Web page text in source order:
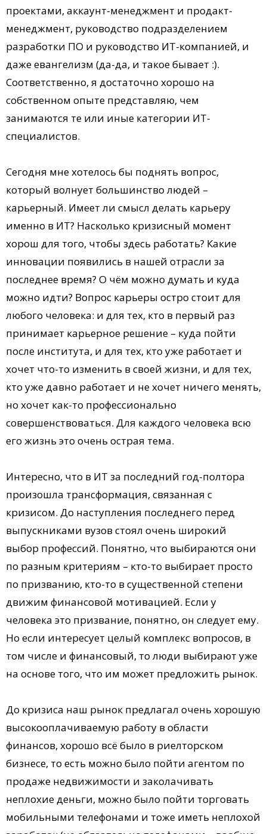
проектами, аккаунт-менеджмент и продакт-
менеджмент, руководство подразделением
разработки ПО и руководство ИТ-компанией, и
даже евангелизм (да-да, и такое бывает :).
Соответственно, я достаточно хорошо на
собственном опыте представляю, чем
занимаются те или иные категории ИТ-
специалистов.
Сегодня мне хотелось бы поднять вопрос,
который волнует большинство людей –
карьерный. Имеет ли смысл делать карьеру
именно в ИТ? Насколько кризисный момент
хорош для того, чтобы здесь работать? Какие
инновации появились в нашей отрасли за
последнее время? О чём можно думать и куда
можно идти? Вопрос карьеры остро стоит для
любого человека: и для тех, кто в первый раз
принимает карьерное решение – куда пойти
после института, и для тех, кто уже работает и
хочет что-то изменить в своей жизни, и для тех,
кто уже давно работает и не хочет ничего менять,
но хочет как-то профессионально
совершенствоваться. Для каждого человека всю
его жизнь это очень острая тема.
Интересно, что в ИТ за последний год-полтора
произошла трансформация, связанная с
кризисом. До наступления последнего перед
выпускниками вузов стоял очень широкий
выбор профессий. Понятно, что выбираются они
по разным критериям – кто-то выбирает просто
по призванию, кто-то в существенной степени
движим финансовой мотивацией. Если у
человека это призвание, понятно, он следует ему.
Но если интересует целый комплекс вопросов, в
том числе и финансовый, то люди выбирают уже
на основе того, что им может предложить рынок.
До кризиса наш рынок предлагал очень хорошую
высокооплачиваемую работу в области
финансов, хорошо всё было в риелторском
бизнесе, то есть можно было пойти агентом по
продаже недвижимости и заколачивать
неплохие деньги, можно было пойти торговать
мобильными телефонами и тоже иметь неплохой